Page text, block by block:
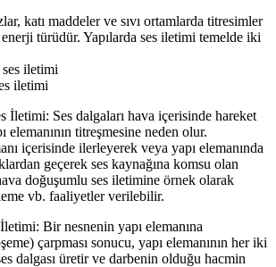
katı maddeler ve sıvı ortamlarda titresimler
türüdür. Yapılarda ses iletimi temelde iki
iletimi
iletimi
İletimi: Ses dalgaları hava içerisinde hareket
elemanının titreşmesine neden olur.
içerisinde ilerleyerek veya yapı elemanında
geçerek ses kaynağına komsu olan
doğuşumlu ses iletimine örnek olarak
vb. faaliyetler verilebilir.
Bir nesnenin yapı elemanına
çarpması sonucu, yapı elemanının her iki
dalgası üretir ve darbenin olduğu hacmin